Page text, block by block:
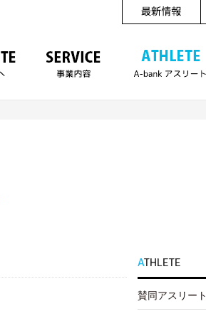
ATHLETE
賛同アスリート